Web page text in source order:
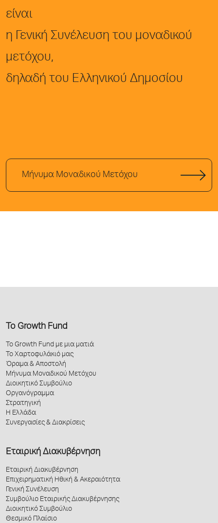
είναι
η Γενική Συνέλευση του μοναδικού
μετόχου,
δηλαδή του Ελληνικού Δημοσίου
Μήνυμα Μοναδικού Μετόχου
Το Growth Fund
Το Growth Fund με μια ματιά
Το Χαρτοφυλάκιό μας
Όραμα & Αποστολή
Μήνυμα Μοναδικού Μετόχου
Διοικητικό Συμβούλιο
Οργανόγραμμα
Στρατηγική
Η Ελλάδα
Συνεργασίες & Διακρίσεις
Εταιρική Διακυβέρνηση
Εταιρική Διακυβέρνηση
Επιχειρηματική Ηθική & Ακεραιότητα
Γενική Συνέλευση
Συμβούλιο Εταιρικής Διακυβέρνησης
Διοικητικό Συμβούλιο
Θεσμικό Πλαίσιο